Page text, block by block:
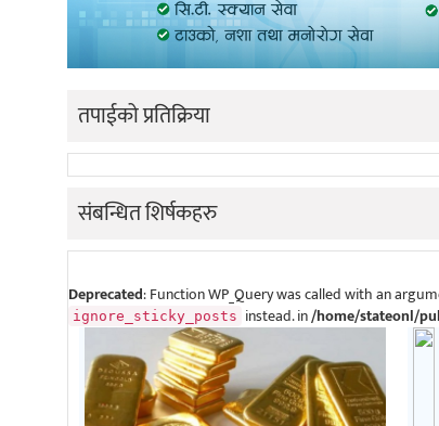
तपाईको प्रतिक्रिया
संबन्धित शिर्षकहरु
Deprecated: Function WP_Query was called with an
ignore_sticky_posts instead. in/home/stateonl/